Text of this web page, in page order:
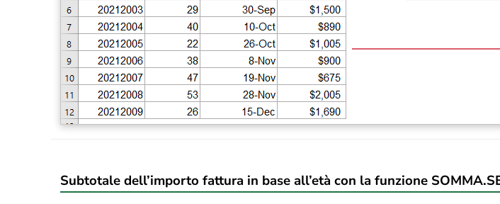
Subtotale dell’importo fattura in base all’età con la funzione